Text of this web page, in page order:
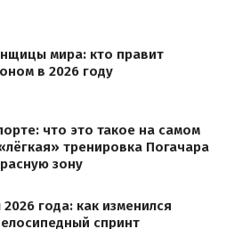
мира: кто правит
в 2026 году
что это такое на самом
тренировка Погачара
зону
года: как изменился
спринт